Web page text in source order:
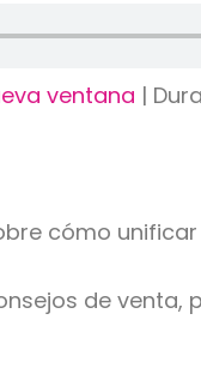
ventana |
cómo
de venta,